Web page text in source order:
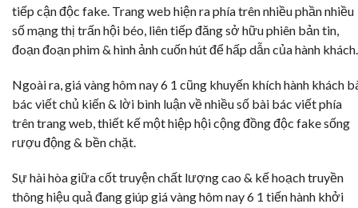
tiếp cận độc fake. Trang web hiện ra phía trên nhiều phần nhiều
số mạng thị trấn hội béo, liên tiếp đăng sở hữu phiên bản tin,
đoạn đoạn phim & hình ảnh cuốn hút để hấp dẫn của hành khách.
Ngoài ra, giá vàng hôm nay 6 1 cũng khuyến khích hành khách
bác viết chủ kiến & lời bình luận về nhiều số bài bác viết phía
trên trang web, thiết kế một hiệp hội cộng đồng độc fake sống
rượu động & bền chặt.
Sự hài hòa giữa cốt truyện chất lượng cao & kế hoạch truyền
thông hiệu quả đang giúp giá vàng hôm nay 6 1 tiến hành khởi